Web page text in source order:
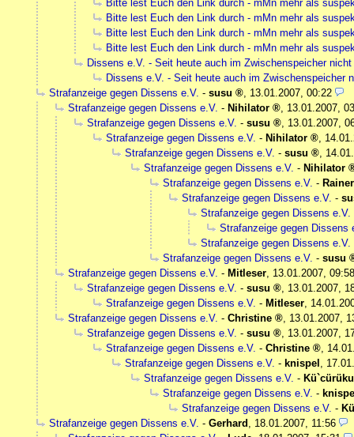
Bitte lest Euch den Link durch - mMn mehr als
Bitte lest Euch den Link durch - mMn mehr als
Bitte lest Euch den Link durch - mMn mehr als
Bitte lest Euch den Link durch - mMn mehr als
Dissens e.V. - Seit heute auch im Zwischenspeicher nicht
Dissens e.V. - Seit heute auch im Zwischenspeicher
Strafanzeige gegen Dissens e.V. - susu , 13.01.2007, 00:22
Strafanzeige gegen Dissens e.V. - Nihilator , 13.01.2007,
Strafanzeige gegen Dissens e.V. - susu , 13.01.2007,
Strafanzeige gegen Dissens e.V. - Nihilator ,
Strafanzeige gegen Dissens e.V. - susu ,
Strafanzeige gegen Dissens e.V. - Nihilator
Strafanzeige gegen Dissens e.V. - Rainer
Strafanzeige gegen Dissens e.V. -
Strafanzeige gegen Dissens e.V.
Strafanzeige gegen Dissens
Strafanzeige gegen Dissens e.V.
Strafanzeige gegen Dissens e.V. - susu
Strafanzeige gegen Dissens e.V. - Mitleser, 13.01.2007, 09:58
Strafanzeige gegen Dissens e.V. - susu , 13.01.2007,
Strafanzeige gegen Dissens e.V. - Mitleser,
Strafanzeige gegen Dissens e.V. - Christine , 13.01.2007,
Strafanzeige gegen Dissens e.V. - susu , 13.01.2007,
Strafanzeige gegen Dissens e.V. - Christine ,
Strafanzeige gegen Dissens e.V. - knispel ,
Strafanzeige gegen Dissens e.V. -
Strafanzeige gegen Dissens e.V. -
Strafanzeige gegen Dissens e.V. -
Strafanzeige gegen Dissens e.V. - Gerhard , 18.01.2007, 11:56